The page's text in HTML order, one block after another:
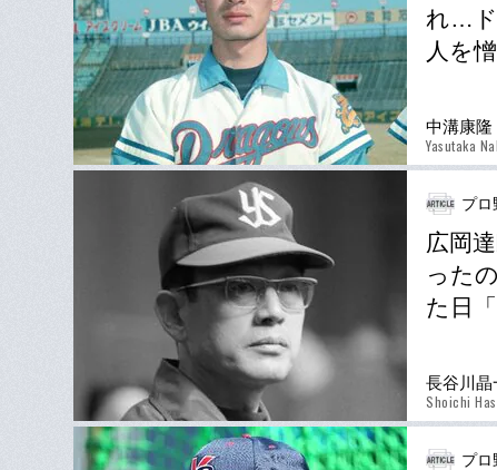
れ…ド
人を
中溝康隆
Yasutaka
プロ
広岡
った
た日
長谷川晶
Shoichi
プロ